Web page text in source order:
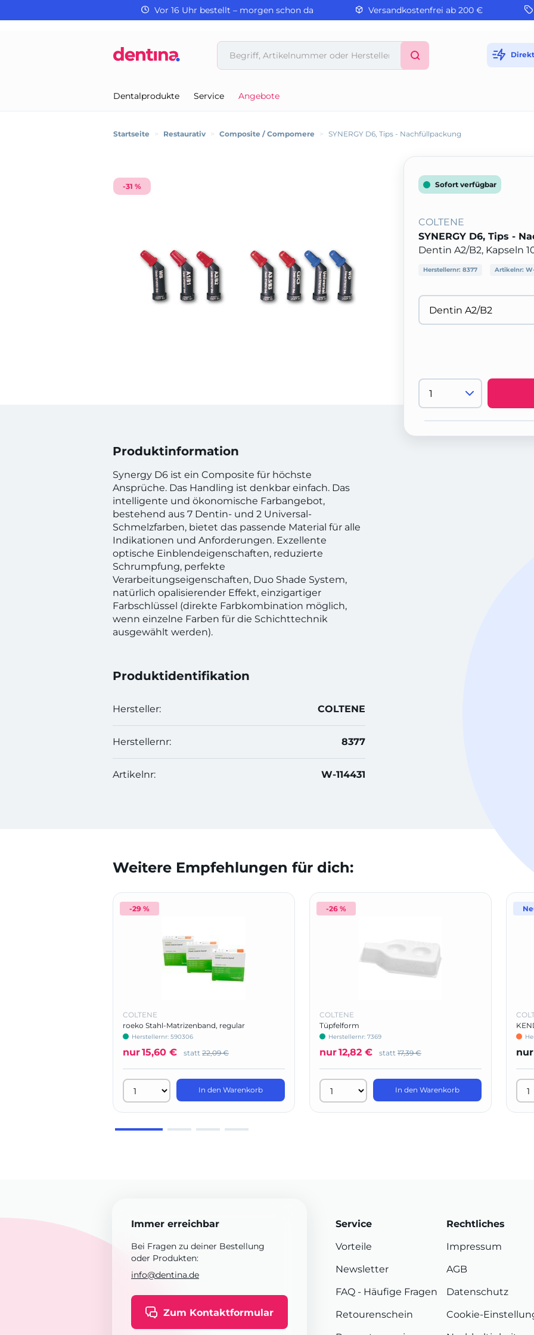
Vor 16 Uhr bestellt – morgen schon da Versandkostenfrei ab 200 €
Dentalprodukte Service Angebote
Startseite > Restaurativ > Composite / Compomere > SYNERGY D6, Tips - Nachfüllpackung
-31 %
Produktinformation
Synergy D6 ist ein Composite für höchste
Ansprüche. Das Handling ist denkbar einfach. Das
intelligente und ökonomische Farbangebot,
bestehend aus 7 Dentin- und 2 Universal-
Schmelzfarben, bietet das passende Material für alle
Indikationen und Anforderungen. Exzellente
optische Einblendeigenschaften, reduzierte
Schrumpfung, perfekte
Verarbeitungseigenschaften, Duo Shade System,
natürlich opalisierender Effekt, einzigartiger
Farbschlüssel (direkte Farbkombination möglich,
wenn einzelne Farben für die Schichttechnik
ausgewählt werden).
Produktidentifikation
Hersteller: COLTENE
Herstellernr: 8377
Artikelnr: W-114431
Sofort verfügbar
COLTENE
SYNERGY D6, Tips -
Dentin A2/B2, Kapseln
Herstellernr: 8377 Artikelnr:
Weitere Empfehlungen für dich:
-29 %
COLTENE
roeko Stahl-Matrizenband, regular
Herstellernr: 590306
nur15,60 € statt 22,09 €
In den Warenkorb
-26 %
COLTENE
Tüpfelform
Herstellernr: 7369
nur12,82 € statt 17,39 €
In den Warenkorb
nur
Immer erreichbar
Bei Fragen zu deiner Bestellung
oder Produkten:
info@dentina.de
Zum Kontaktformular
Service
Vorteile
Newsletter
FAQ - Häufige Fragen
Retourenschein
Rechtliches
Impressum
AGB
Datenschutz
Cookie-